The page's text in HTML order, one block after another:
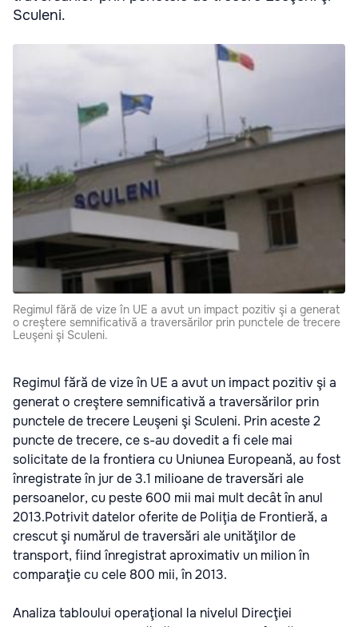
Sculeni.
Regimul fără de vize în UE a avut un impact pozitiv şi a generat
o creştere semnificativă a traversărilor prin punctele de trecere
Leuşeni şi Sculeni.
Regimul fără de vize în UE a avut un impact pozitiv şi a
generat o creştere semnificativă a traversărilor prin
punctele de trecere Leuşeni şi Sculeni. Prin aceste 2
puncte de trecere, ce s-au dovedit a fi cele mai
solicitate de la frontiera cu Uniunea Europeană, au fost
înregistrate în jur de 3.1 milioane de traversări ale
persoanelor, cu peste 600 mii mai mult decât în anul
2013.Potrivit datelor oferite de Poliţia de Frontieră, a
crescut şi numărul de traversări ale unităţilor de
transport, fiind înregistrat aproximativ un milion în
comparaţie cu cele 800 mii, în 2013.
Analiza tabloului operaţional la nivelul Direcţiei